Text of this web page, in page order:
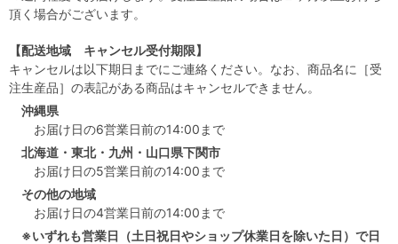
頂く場合がございます。
【配送地域 キャンセル受付期限】
キャンセルは以下期日までにご連絡ください。なお、商品名に［受
注生産品］の表記がある商品はキャンセルできません。
沖縄県
お届け日の6営業日前の14:00まで
北海道・東北・九州・山口県下関市
お届け日の5営業日前の14:00まで
その他の地域
お届け日の4営業日前の14:00まで
※いずれも営業日（土日祝日やショップ休業日を除いた日）で日